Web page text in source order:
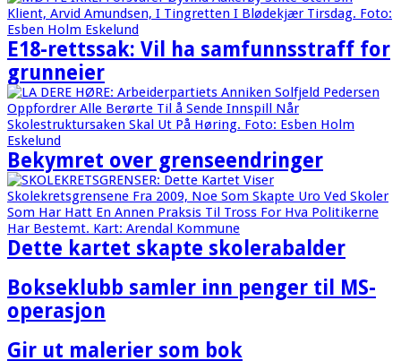
E18-rettssak: Vil ha samfunnsstraff for
grunneier
Bekymret over grenseendringer
Dette kartet skapte skolerabalder
Bokseklubb samler inn penger til MS-
operasjon
Gir ut malerier som bok